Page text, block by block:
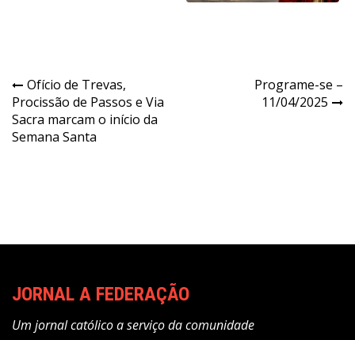
Navegação
de
Post
Ofício de Trevas,
Procissão de Passos e Via
Sacra marcam o início da
Semana Santa
Programe-se –
11/04/2025
JORNAL A FEDERAÇÃO
Um jornal católico a serviço da comunidade